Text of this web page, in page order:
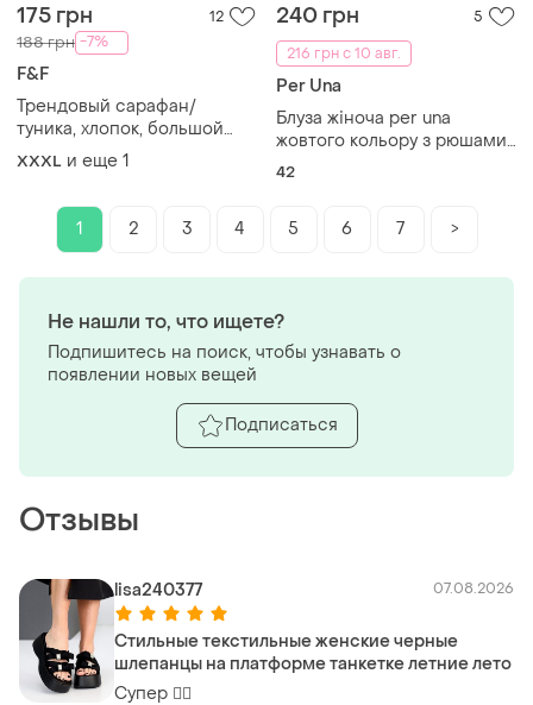
175 грн 12
188 грн -7%
F&F
Трендовый сарафан/
туника, хлопок, большой
размер
XXXL и еще 1
240 грн
5
216 грн с 10 авг.
Per Una
Блуза жіноча per una
жовтого кольору з рюшами
та на завʼзках позаду 100%
42
1 2 3 4 5 6 7 >
Отзывы
lisa240377 07.08.2026
Стильные текстильные женские черные
шлепанцы на платформе танкетке летние лето
Супер 👍🏻
Не нашли то, что ищете?
Подпишитесь на поиск, чтобы узнавать о
появлении новых вещей
Подписаться